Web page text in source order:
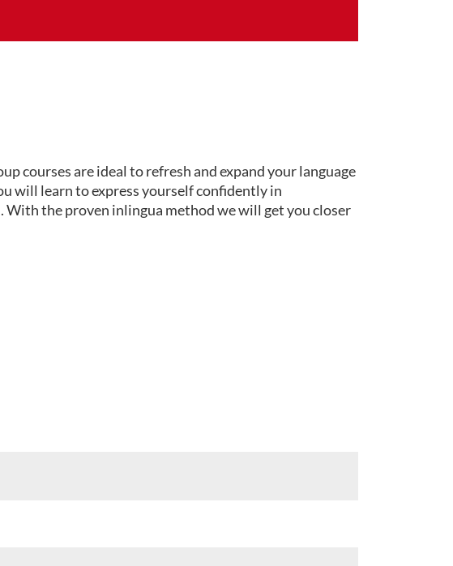
courses are ideal to refresh and expand your language
will learn to express yourself confidently in
With the proven inlingua method we will get you closer